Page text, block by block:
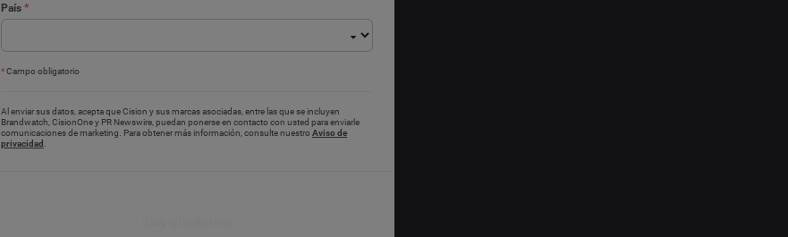
País *
*Campo obligatorio
Al enviar sus datos, acepta que Cision y sus marcas asociadas, entre las que se incluyen
Brandwatch, CisionOne y PR Newswire, puedan ponerse en contacto con usted para enviarle
comunicaciones de marketing. Para obtener más información, consulte nuestro Aviso de
privacidad .